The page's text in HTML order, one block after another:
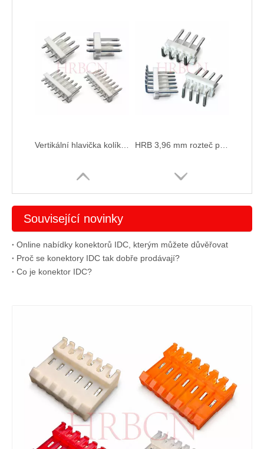
Související novinky
Online nabídky konektorů IDC, kterým můžete důvěřovat
Proč se konektory IDC tak dobře prodávají?
Co je konektor IDC?